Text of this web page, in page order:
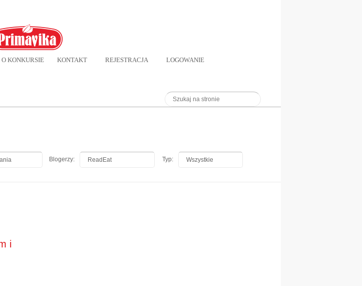
O KONKURSIE KONTAKT REJESTRACJA LOGOWANIE
Typ: Wszystkie
Blogerzy: ReadEat
i